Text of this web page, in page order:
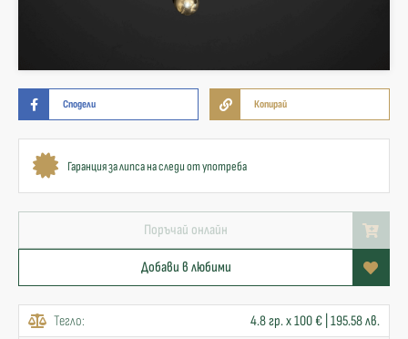
Сподели Копирай
Гаранция за липса на следи от употреба
Поръчай онлайн
Добави в любими
Тегло:
4.8 гр. x 100 € | 195.58 лв.